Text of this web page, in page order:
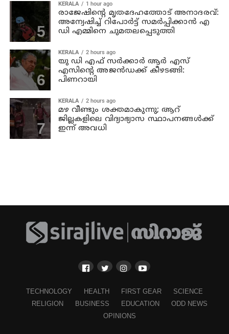
KERALA 1 hour ago
രാജേഷിന്റെ മൃതദേഹത്തോട് അനാദരവ്:
അന്വേഷിച്ച് റിപോര്‍ട്ട് സമര്‍പ്പിക്കാന്‍ എ
ഡി എമ്മിനെ ചുമതലപ്പെടുത്തി
KERALA 2 hours ago
യു ഡി എഫ് സര്‍ക്കാര്‍ ആര്‍ എസ്
എസിന്റെ അജന്‍ഡക്ക്‌ കീഴടങ്ങി:
പിണറായി
KERALA 2 hours ago
മഴ വീണ്ടും ശക്തമാകുന്നു; ആറ്
ജില്ലകളിലെ വിദ്യാഭ്യാസ സ്ഥാപനങ്ങള്‍ക്ക്
ഇന്ന് അവധി
TECHNOLOGY HEALTH FIRST GEAR
SCIENCE
RELIGION
BUSINESS EDUCATION
ODD NEWS
OPINIONS